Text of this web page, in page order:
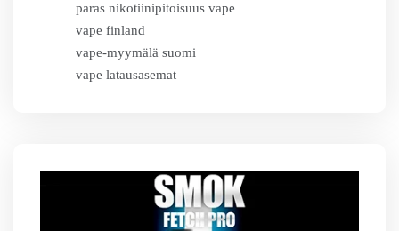
paras nikotiinipitoisuus vape
vape finland
vape-myymälä suomi
vape latausasemat